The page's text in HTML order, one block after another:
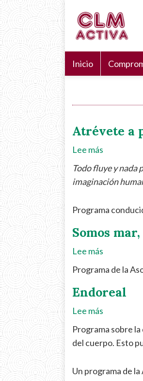
Pasar
al
contenido
principal
Navegación
principal
Inicio
Buscar
Atrévete a
Lee más
Atrévete
Todo fluye y nada
imaginación
Programa
Somos
Lee más
Somos
somos
Programa de la
Endoreal
Lee más
Endoreal
Programa sobre
del cuerpo. Esto
Un programa de